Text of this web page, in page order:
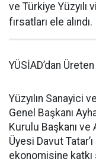
ve Türkiye Yüzyılı
fırsatları ele alındı.
YÜSİAD’dan
Yüzyılın Sanayici
Genel Başkanı
Kurulu Başkanı
Üyesi Davut
ekonomisine katkı